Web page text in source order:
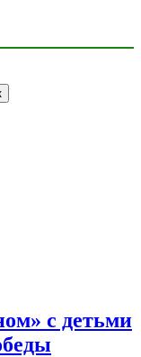
с детьми